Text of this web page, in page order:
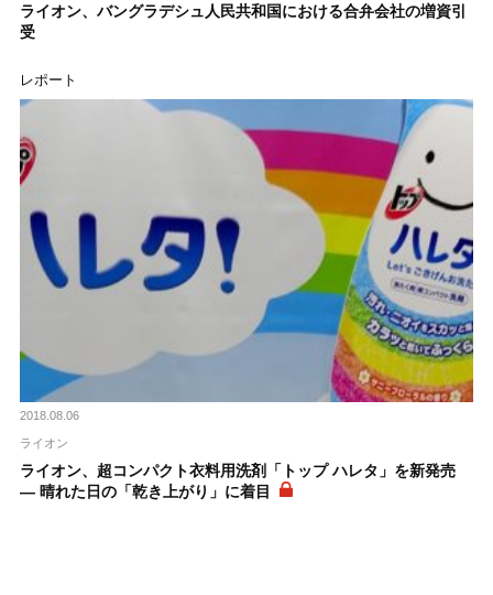
ライオン、バングラデシュ人民共和国における合弁会社の増資引
受
レポート
2018.08.06
ライオン
ライオン、超コンパクト衣料用洗剤「トップ ハレタ」を新発売
― 晴れた日の「乾き上がり」に着目